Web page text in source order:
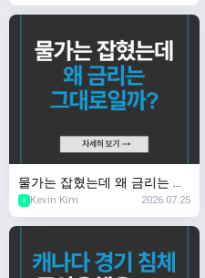
물가는 잡혔는데 왜 금리는 그
대로일까?
2 Kevin Kim 2026.07.25